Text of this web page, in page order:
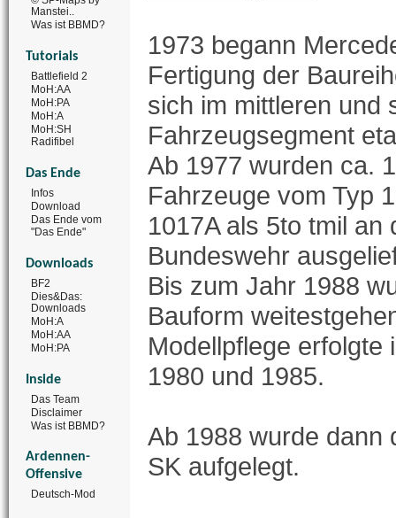
Manstei..
Was ist BBMD?
Tutorials
Battlefield 2
MoH:AA
MoH:PA
MoH:A
MoH:SH
Radifibel
Das Ende
Infos
Download
Das Ende vom
"Das Ende"
Downloads
BF2
Dies&Das:
Downloads
MoH:A
MoH:AA
MoH:PA
Inside
Das Team
Disclaimer
Was ist BBMD?
Ardennen-
Offensive
Deutsch-Mod
1973 begann
Fertigung der
sich im mittleren und
Fahrzeugsegment
Ab 1977 wurden ca.
Fahrzeuge vom Typ
1017A als 5to tmil an
Bundeswehr
Bis zum Jahr 1988
Bauform
Modellpflege erfolgte
1980 und 1985.
Ab 1988 wurde dann
SK aufgelegt.